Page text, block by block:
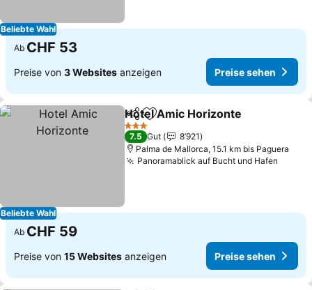
Beliebte Wahl
Ab CHF 53
Preise von 3 Websites anzeigen Preise sehen
Beliebte Wahl
TeilenZu Favoriten hinzufügen
Hotel Amic Horizonte
3 Sterne
7.5 Gut
8’921
Palma de Mallorca, 15.1 km bis Paguera
Panoramablick auf Bucht und Hafen
Ab CHF 59
Preise von 15 Websites anzeigen Preise sehen